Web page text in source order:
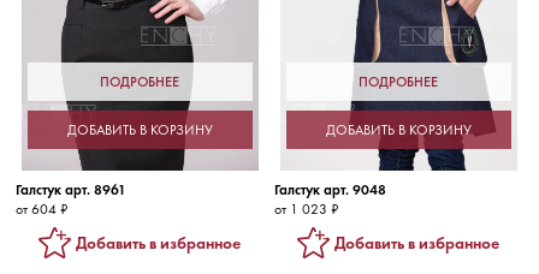
ПОДРОБНЕЕ
ДОБАВИТЬ В КОРЗИНУ
Галстук арт. 8961
от 604 ₽
Добавить в избранное
ПОДРОБНЕЕ
ДОБАВИТЬ В КОРЗИНУ
Галстук арт. 9048
от 1 023 ₽
Добавить в избранное